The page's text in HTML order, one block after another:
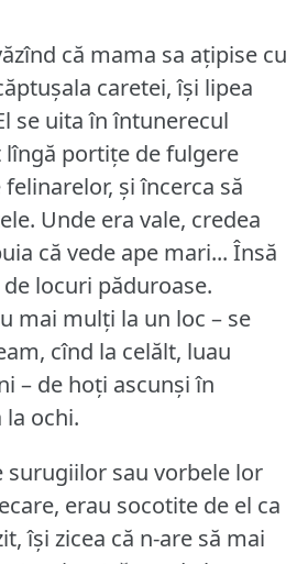
că mama sa ațipise cu
caretei, își lipea
se uita în întunerecul
lîngă portițe de fulgere
și încerca să
Unde era vale, credea
că vede ape mari... Însă
locuri păduroase.
mai mulți la un loc – se
cînd la celălt, luau
– de hoți ascunși în
la ochi.
sau vorbele lor
erau socotite de el ca
își zicea că n-are să mai